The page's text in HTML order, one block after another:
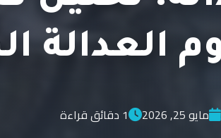
العدالة
مايو 25, 2026 1 دقائق قراءة